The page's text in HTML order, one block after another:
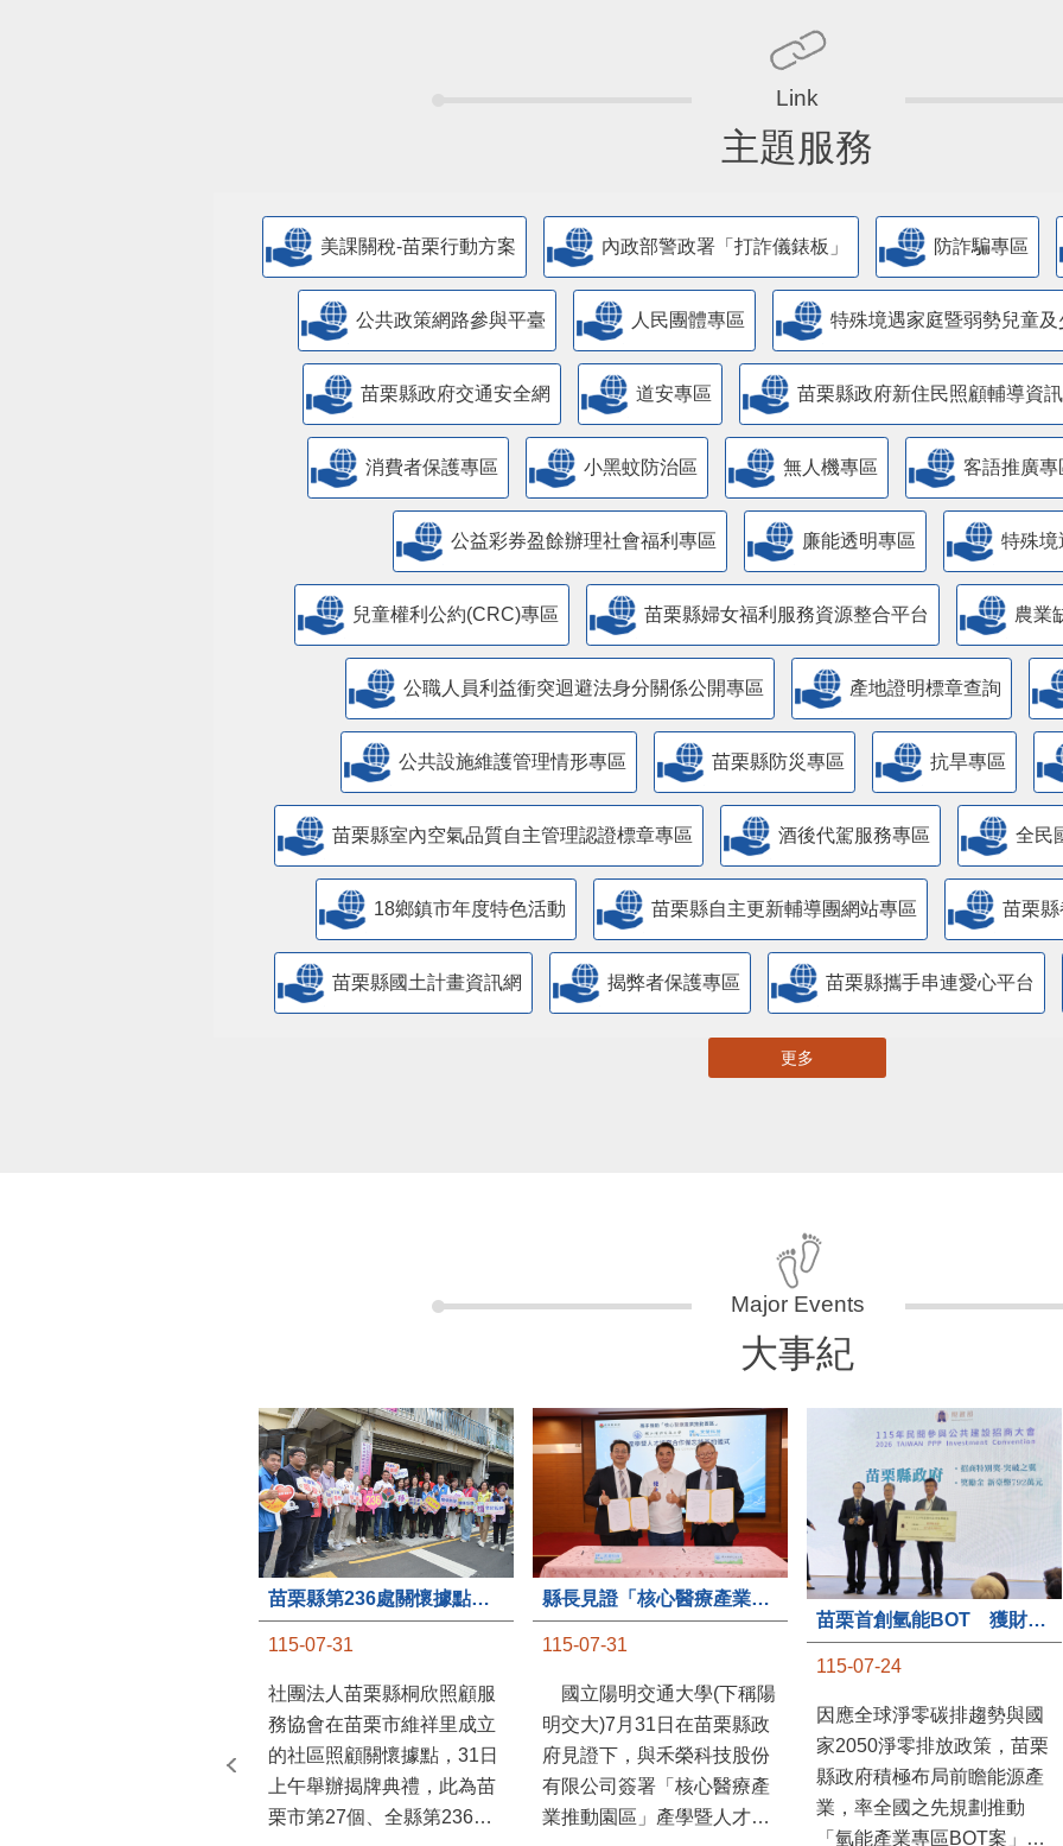
主題服務
美課關稅-苗栗行動方案 內政部警政署「打詐儀錶板」 防詐騙專區
公共政策網路參與平臺 人民團體專區 特殊境遇家庭暨弱勢兒童
苗栗縣政府交通安全網 道安專區 苗栗縣政府新住民照顧輔導資
消費者保護專區 小黑蚊防治區 無人機專區 客語推廣專
公益彩券盈餘辦理社會福利專區 廉能透明專區 特殊境
兒童權利公約(CRC)專區 苗栗縣婦女福利服務資源整合平台 農業
公職人員利益衝突迴避法身分關係公開專區 產地證明標章查詢
​公共設施維護管理情形專區 苗栗縣防災專區 抗旱專區
苗栗縣室內空氣品質自主管理認證標章專區 酒後代駕服務專區 全民
18鄉鎮市年度特色活動 苗栗縣自主更新輔導團網站專區 苗栗
苗栗縣國土計畫資訊網 揭弊者保護專區 苗栗縣攜手串連愛心平台
更多
大事紀
苗栗縣第236處關懷據點在苗栗市維祥里揭牌
115-07-31
社團法人苗栗縣桐欣照顧服
務協會在苗栗市維祥里成立
的社區照顧關懷據點，31日
上午舉辦揭牌典禮，此為苗
栗市第27個、全縣第236處
縣長見證「核心醫療產業推動園區」產學合作簽約儀式
115-07-31
國立陽明交通大學(下稱陽
明交大)7月31日在苗栗縣政
府見證下，與禾榮科技股份
有限公司簽署「核心醫療產
業推動園區」產學暨人才培
苗栗首創氫能BOT 獲財政部「突破之翼」肯定
115-07-24
因應全球淨零碳排趨勢與國
家2050淨零排放政策，苗栗
縣政府積極布局前瞻能源產
業，率全國之先規劃推動
「氫能產業專區BOT案」，